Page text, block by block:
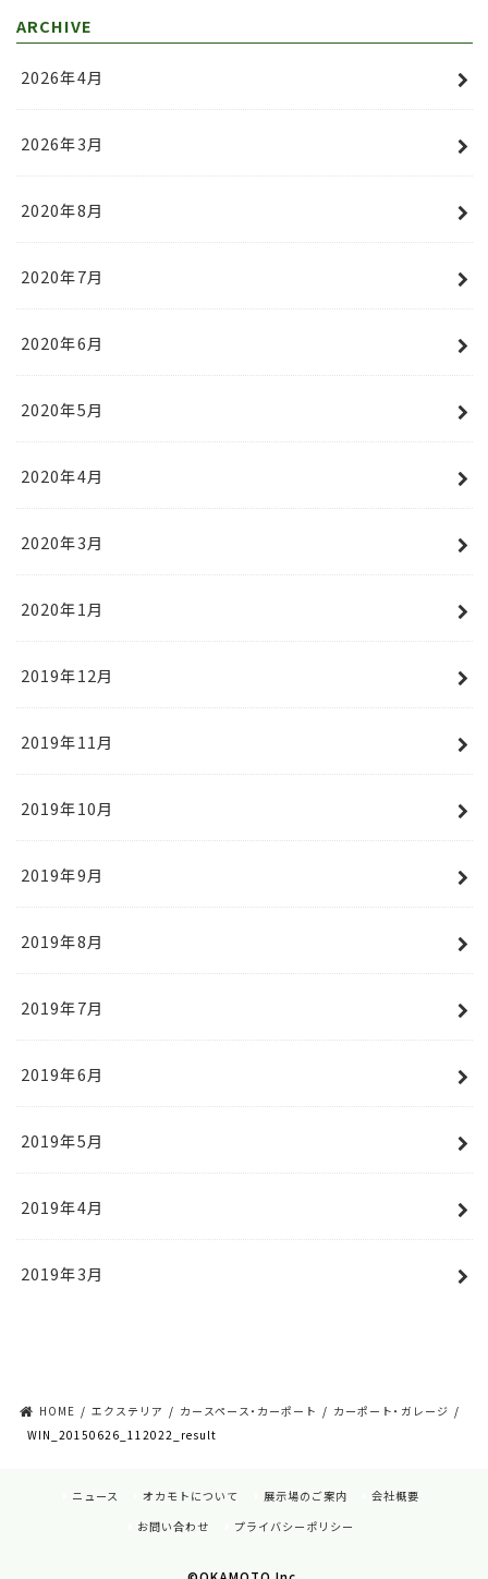
ARCHIVE
2026年4月
2026年3月
2020年8月
2020年7月
2020年6月
2020年5月
2020年4月
2020年3月
2020年1月
2019年12月
2019年11月
2019年10月
2019年9月
2019年8月
2019年7月
2019年6月
2019年5月
2019年4月
2019年3月
HOME エクステリア カースペース・カーポート
カーポート・ガレージ
WIN_20150626_112022_result
ニュース オカモトについて 展示場のご案内
会社概要
お問い合わせ
プライバシーポリシー